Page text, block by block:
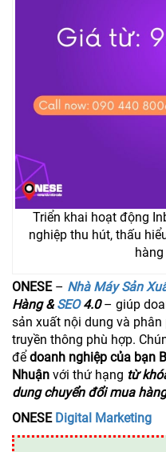
Triển khai hoạt động
nghiệp thu hút, thấu
ONESE– Nhà Máy Sản
Hàng &SEO4.0– giúp
sản xuất nội dung và
truyền thông phù hợp.
để doanh nghiệp của bạn
Nhuận với thứ hạng từ
dung chuyển đổi mua hàng
ONESE Digital Marketing